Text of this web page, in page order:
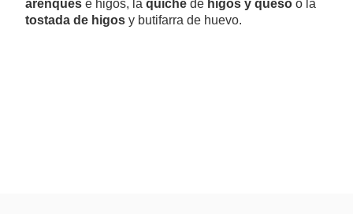
arenques e higos, la quiche de higos y queso o la
tostada de higos y butifarra de huevo.